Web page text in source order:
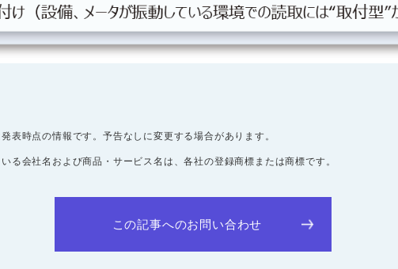
表時点の情報です。予告なしに変更する場合があります。
る会社名および商品・サービス名は、各社の登録商標または商標です。
この記事へのお問い合わせ